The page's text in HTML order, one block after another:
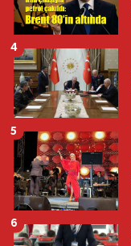
4
5
6